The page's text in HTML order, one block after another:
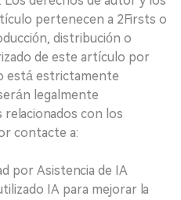
pertenecen a 2Firsts o
distribución o
de este artículo por
está estrictamente
legalmente
relacionados con los
contacte a:
por Asistencia de IA
IA para mejorar la